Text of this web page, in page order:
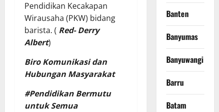
Pendidikan Kecakapan
Wirausaha (PKW) bidang
barista. ( Red- Derry
Albert)
Biro Komunikasi dan
Hubungan Masyarakat
#Pendidikan Bermutu
untuk Semua
Banten
Banyumas
Banyuwangi
Barru
Batam